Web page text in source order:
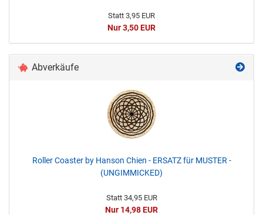
Statt 3,95 EUR
Nur 3,50 EUR
Abverkäufe
Roller Coaster by Hanson Chien - ERSATZ für MUSTER -
(UNGIMMICKED)
Statt 34,95 EUR
Nur 14,98 EUR